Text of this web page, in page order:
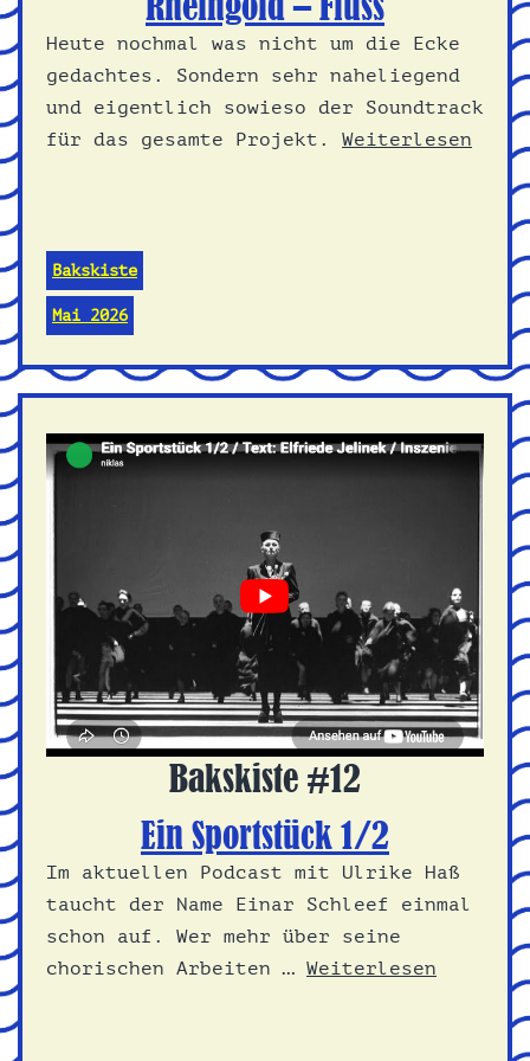
Heute nochmal was nicht um die Ecke
gedachtes. Sondern sehr naheliegend
und eigentlich sowieso der Soundtrack
für das gesamte Projekt. Weiterlesen
Bakskiste
Mai 2026
Bakskiste #12
Ein Sportstück 1/2
Im aktuellen Podcast mit Ulrike Haß
taucht der Name Einar Schleef einmal
schon auf. Wer mehr über seine
chorischen Arbeiten … Weiterlesen